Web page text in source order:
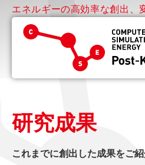
エネルギーの高効率な創出、
研究成果
これまでに創出した成果をご紹